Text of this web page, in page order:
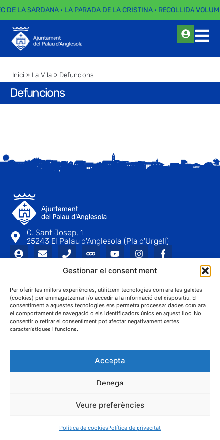
Gestionar el consentiment
Per oferir les millors experiències, utilitzem tecnologies com ara les galetes
(cookies) per emmagatzemar i/o accedir a la informació del dispositiu. El
consentiment a aquestes tecnologies ens permetrà processar dades com ara
el comportament de navegació o els identificadors únics en aquest lloc. No
consentir o retirar el consentiment pot afectar negativament certes
característiques i funcions.
Accepta
Denega
Veure preferències
Política de cookiesPolítica de privacitat
DE LA SARDANA · LA PARADA DE LA CRISTINA · RECOLLIDA
Inici » La Vila » Defuncions
Defuncions
C. Sant Josep, 1
25243 El Palau d'Anglesola (Pla d'Urgell)
® Ajuntament El Palau d'Anglesola
Avís legal
Privacitat Cookies
Protecció de dades
Contacta